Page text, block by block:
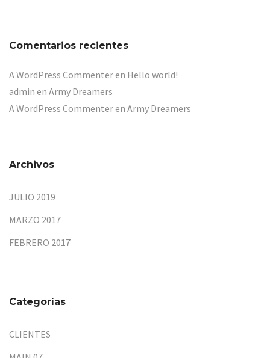
Comentarios recientes
A WordPress Commenteren Hello world!
admin en Army Dreamers
A WordPress Commenteren Army Dreamers
Archivos
JULIO 2019
MARZO 2017
FEBRERO 2017
Categorías
CLIENTES